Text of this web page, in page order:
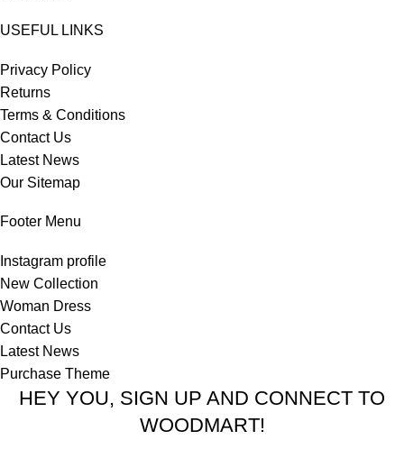
USEFUL LINKS
Privacy Policy
Returns
Terms & Conditions
Contact Us
Latest News
Our Sitemap
Footer Menu
Instagram profile
New Collection
Woman Dress
Contact Us
Latest News
Purchase Theme
HEY YOU, SIGN UP AND CONNECT TO
WOODMART!